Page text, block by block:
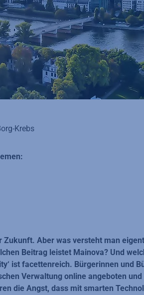
Krebs
Zukunft. Aber was versteht man
Beitrag leistet Mainova? Und
ist facettenreich. Bürgerinnen und
Verwaltung online angeboten
die Angst, dass mit smarten